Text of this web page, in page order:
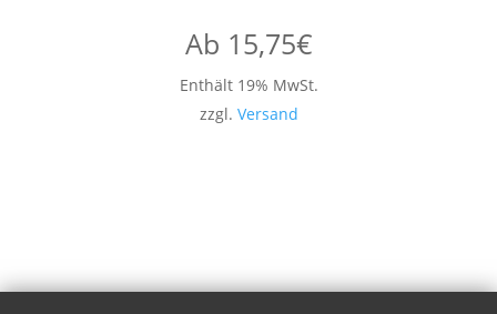
Ab 15,75€
Enthält 19% MwSt.
zzgl. Versand